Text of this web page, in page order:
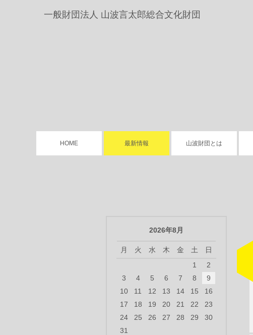
一般財団法人 山波言太郎総合文化財団
HOME 最新情報 山波財団とは
2026年8月
月 火 水 木 金 土
日
1
2
3
4 5 6 7 8
9
10
11 12 13 14 15
16
17
18 19 20 21 22
23
24
25 26 27 28 29
30
31